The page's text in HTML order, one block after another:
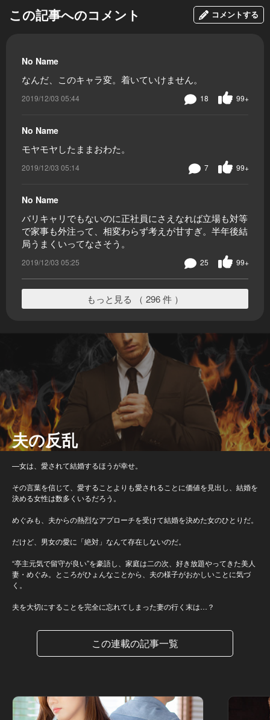
この記事へのコメント コメントする
No Name
なんだ、このキャラ変。着いていけません。
2019/12/03 05:44 99+
18
No Name
モヤモヤしたままおわた。
2019/12/03 05:14 99+
7
No Name
バリキャリでもないのに正社員にさえなれば立場も対等
で家事も外注って、相変わらず考えが甘すぎ。半年後結
局うまくいってなさそう。
2019/12/03 05:25 99+
25
もっと見る （ 296 件 ）
夫の反乱
—女は、愛されて結婚するほうが幸せ。
その言葉を信じて、愛することよりも愛されることに価値を見出し、結婚を
決める女性は数多くいるだろう。
めぐみも、夫からの熱烈なアプローチを受けて結婚を決めた女のひとりだ。
だけど、男女の愛に「絶対」なんて存在しないのだ。
“亭主元気で留守が良い”を豪語し、家庭は二の次、好き放題やってきた美人
妻・めぐみ。ところがひょんなことから、夫の様子がおかしいことに気づ
く。
夫を大切にすることを完全に忘れてしまった妻の行く末は…？
この連載の記事一覧